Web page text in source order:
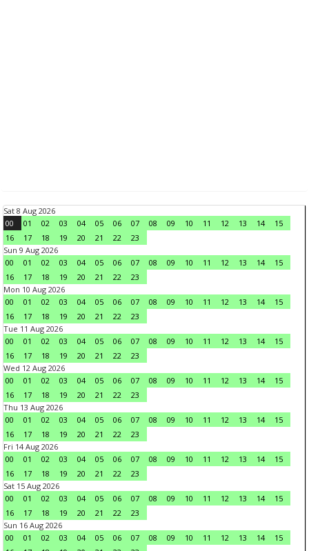
Sat 8 Aug 2026
00
01 02 03 04 05 06 07 08 09 10 11 12 13 14
15
16
17 18 19 20 21 22
23
Sun 9 Aug 2026
00
01 02 03 04 05 06 07 08 09 10 11 12 13 14
15
16
17 18 19 20 21 22
23
Mon 10 Aug 2026
00
01 02 03 04 05 06 07 08 09 10 11 12 13 14
15
16
17 18 19 20 21 22
23
Tue 11 Aug 2026
00
01 02 03 04 05 06 07 08 09 10 11 12 13 14
15
16
17 18 19 20 21 22
23
Wed 12 Aug 2026
00
01 02 03 04 05 06 07 08 09 10 11 12 13 14
15
16
17 18 19 20 21 22
23
Thu 13 Aug 2026
00
01 02 03 04 05 06 07 08 09 10 11 12 13 14
15
16
17 18 19 20 21 22
23
Fri 14 Aug 2026
00
01 02 03 04 05 06 07 08 09 10 11 12 13 14
15
16
17 18 19 20 21 22
23
Sat 15 Aug 2026
00
01 02 03 04 05 06 07 08 09 10 11 12 13 14
15
16
17 18 19 20 21 22
23
Sun 16 Aug 2026
00
01 02 03 04 05 06 07 08 09 10 11 12 13 14
15